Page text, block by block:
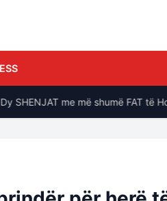
SHENJAT me më shumë FAT të